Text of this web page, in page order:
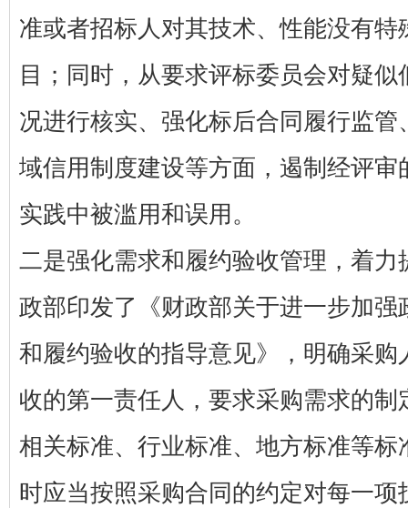
准或者招标人对其技术、性能没有特
目；同时，从要求评标委员会对疑
况进行核实、强化标后合同履行监管
域信用制度建设等方面，遏制经评审
实践中被滥用和误用。
二是强化需求和履约验收管理，着力
政部印发了《财政部关于进一步加强
和履约验收的指导意见》，明确采购
收的第一责任人，要求采购需求的制
相关标准、行业标准、地方标准等标
时应当按照采购合同的约定对每一项